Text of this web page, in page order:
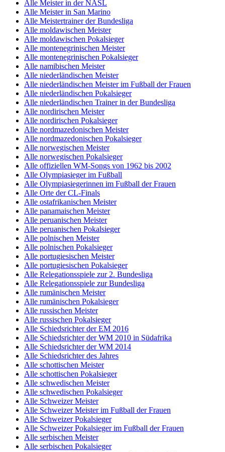
Alle Meister in der NASL
Alle Meister in San Marino
Alle Meistertrainer der Bundesliga
Alle moldawischen Meister
Alle moldawischen Pokalsieger
Alle montenegrinischen Meister
Alle montenegrinischen Pokalsieger
Alle namibischen Meister
Alle niederländischen Meister
Alle niederländischen Meister im Fußball der Frauen
Alle niederländischen Pokalsieger
Alle niederländischen Trainer in der Bundesliga
Alle nordirischen Meister
Alle nordirischen Pokalsieger
Alle nordmazedonischen Meister
Alle nordmazedonischen Pokalsieger
Alle norwegischen Meister
Alle norwegischen Pokalsieger
Alle offiziellen WM-Songs von 1962 bis 2002
Alle Olympiasieger im Fußball
Alle Olympiasiegerinnen im Fußball der Frauen
Alle Orte der CL-Finals
Alle ostafrikanischen Meister
Alle panamaischen Meister
Alle peruanischen Meister
Alle peruanischen Pokalsieger
Alle polnischen Meister
Alle polnischen Pokalsieger
Alle portugiesischen Meister
Alle portugiesischen Pokalsieger
Alle Relegationsspiele zur 2. Bundesliga
Alle Relegationsspiele zur Bundesliga
Alle rumänischen Meister
Alle rumänischen Pokalsieger
Alle russischen Meister
Alle russischen Pokalsieger
Alle Schiedsrichter der EM 2016
Alle Schiedsrichter der WM 2010 in Südafrika
Alle Schiedsrichter der WM 2014
Alle Schiedsrichter des Jahres
Alle schottischen Meister
Alle schottischen Pokalsieger
Alle schwedischen Meister
Alle schwedischen Pokalsieger
Alle Schweizer Meister
Alle Schweizer Meister im Fußball der Frauen
Alle Schweizer Pokalsieger
Alle Schweizer Pokalsieger im Fußball der Frauen
Alle serbischen Meister
Alle serbischen Pokalsieger